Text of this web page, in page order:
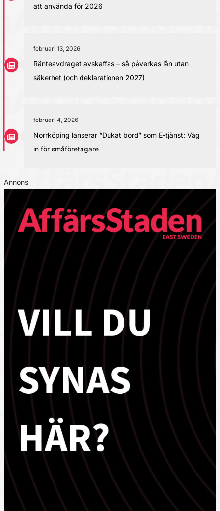
att använda för 2026
februari 13, 2026
Ränteavdraget avskaffas – så påverkas lån utan
säkerhet (och deklarationen 2027)
februari 4, 2026
Norrköping lanserar “Dukat bord” som E-tjänst: Väg
in för småföretagare
Annons